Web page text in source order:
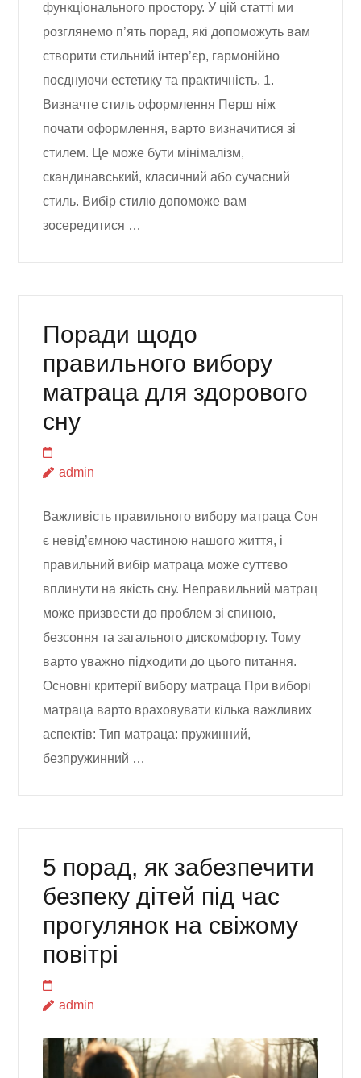
функціонального простору. У цій статті ми
розглянемо п’ять порад, які допоможуть вам
створити стильний інтер’єр, гармонійно
поєднуючи естетику та практичність. 1.
Визначте стиль оформлення Перш ніж
почати оформлення, варто визначитися зі
стилем. Це може бути мінімалізм,
скандинавський, класичний або сучасний
стиль. Вибір стилю допоможе вам
зосередитися …
Поради щодо
правильного вибору
матраца для здорового
сну
admin
Важливість правильного вибору матраца Сон
є невід’ємною частиною нашого життя, і
правильний вибір матраца може суттєво
вплинути на якість сну. Неправильний матрац
може призвести до проблем зі спиною,
безсоння та загального дискомфорту. Тому
варто уважно підходити до цього питання.
Основні критерії вибору матраца При виборі
матраца варто враховувати кілька важливих
аспектів: Тип матраца: пружинний,
безпружинний …
5 порад, як забезпечити
безпеку дітей під час
прогулянок на свіжому
повітрі
admin